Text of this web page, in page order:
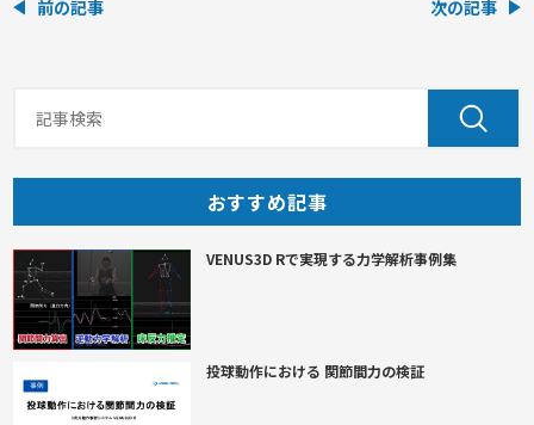
前の記事 次の記事
おすすめ記事
VENUS3D Rで実現する力学解析事例集
投球動作における 関節間力の検証